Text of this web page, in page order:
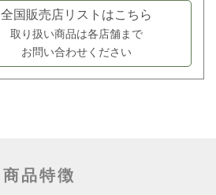
全国販売店リストはこちら
取り扱い商品は各店舗まで
お問い合わせください
商品特徴